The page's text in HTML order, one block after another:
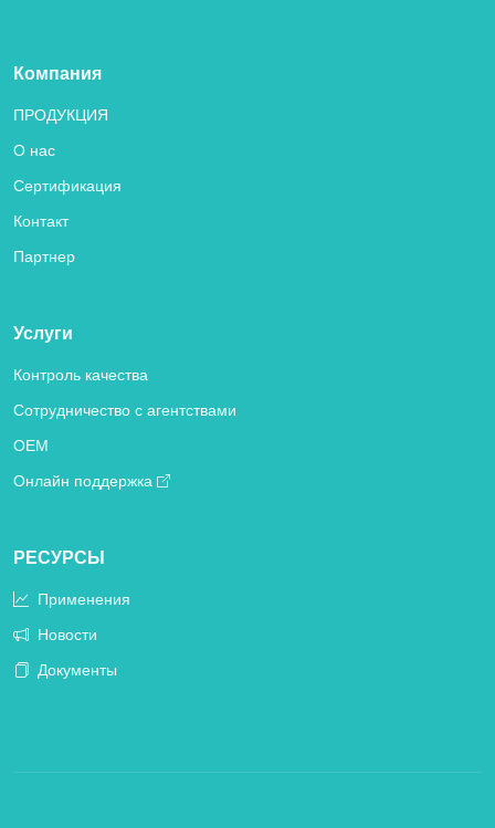
Компания
ПРОДУКЦИЯ
О нас
Сертификация
Контакт
Партнер
Услуги
Контроль качества
Сотрудничество с агентствами
OEM
Онлайн поддержка
РЕСУРСЫ
Применения
Новости
Документы